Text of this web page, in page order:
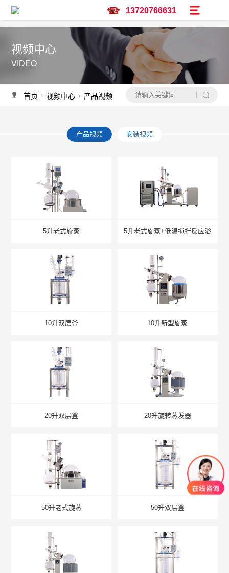
13720766631
视频中心
VIDEO
首页 > 视频中心 > 产品视频
产品视频 安装视频
5升老式旋蒸 5升老式旋蒸+低温搅拌反应浴
10升双层釜 10升新型旋蒸
20升双层釜 20升旋转蒸发器
50升老式旋蒸 50升双层釜